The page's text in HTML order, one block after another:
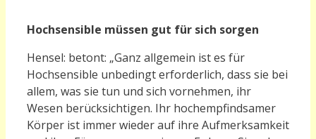
Hochsensible müssen gut für sich sorgen
Hensel: betont: „Ganz allgemein ist es für
Hochsensible unbedingt erforderlich, dass sie bei
allem, was sie tun und sich vornehmen, ihr
Wesen berücksichtigen. Ihr hochempfindsamer
Körper ist immer wieder auf ihre Aufmerksamkeit